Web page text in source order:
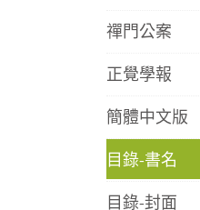
禪門公案
正覺學報
簡體中文版
目錄-書名
目錄-封面